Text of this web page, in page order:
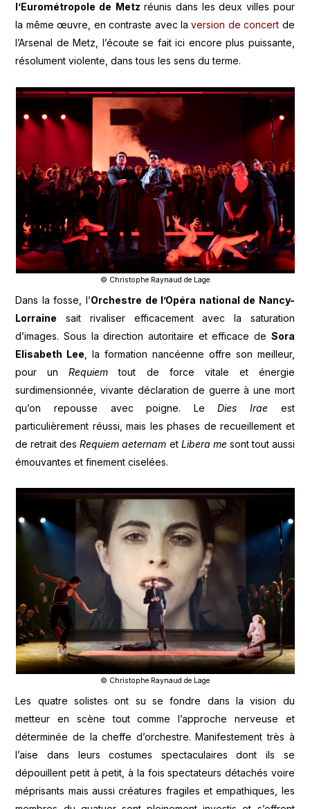
l’Eurométropole de Metz réunis dans les deux villes pour
la même œuvre, en contraste avec laversion de concert de
l’Arsenal de Metz, l’écoute se fait ici encore plus puissante,
résolument violente, dans tous les sens du terme.
© Christophe Raynaud de Lage
Dans la fosse, l’Orchestre de l’Opéra national de Nancy-
Lorraine sait rivaliser efficacement avec la saturation
d’images. Sous la direction autoritaire et efficace de Sora
Elisabeth Lee , la formation nancéenne offre son meilleur,
pour unRequiem tout de force vitale et énergie
surdimensionnée, vivante déclaration de guerre à une mort
qu’on repousse avec poigne. LeDies Irae est
particulièrement réussi, mais les phases de recueillement et
de retrait desRequiem aeternam et Libera mesont tout aussi
émouvantes et finement ciselées.
© Christophe Raynaud de Lage
Les quatre solistes ont su se fondre dans la vision du
metteur en scène tout comme l’approche nerveuse et
déterminée de la cheffe d’orchestre. Manifestement très à
l’aise dans leurs costumes spectaculaires dont ils se
dépouillent petit à petit, à la fois spectateurs détachés voire
méprisants mais aussi créatures fragiles et empathiques, les